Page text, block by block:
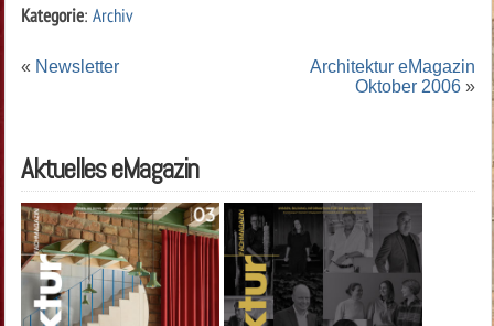
Kategorie: Archiv
« Newsletter
Architektur eMagazin
Oktober 2006 »
Aktuelles eMagazin